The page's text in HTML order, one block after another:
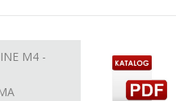
M4 -